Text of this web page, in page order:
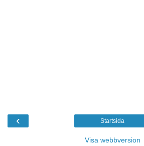
‹ Startsida
Visa webbversion